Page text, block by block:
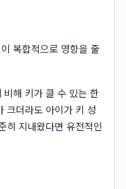
복합적으로 영향을 줄
비해 키가 클 수 있는 한
크더라도 아이가 키 성
히 지내왔다면 유전적인